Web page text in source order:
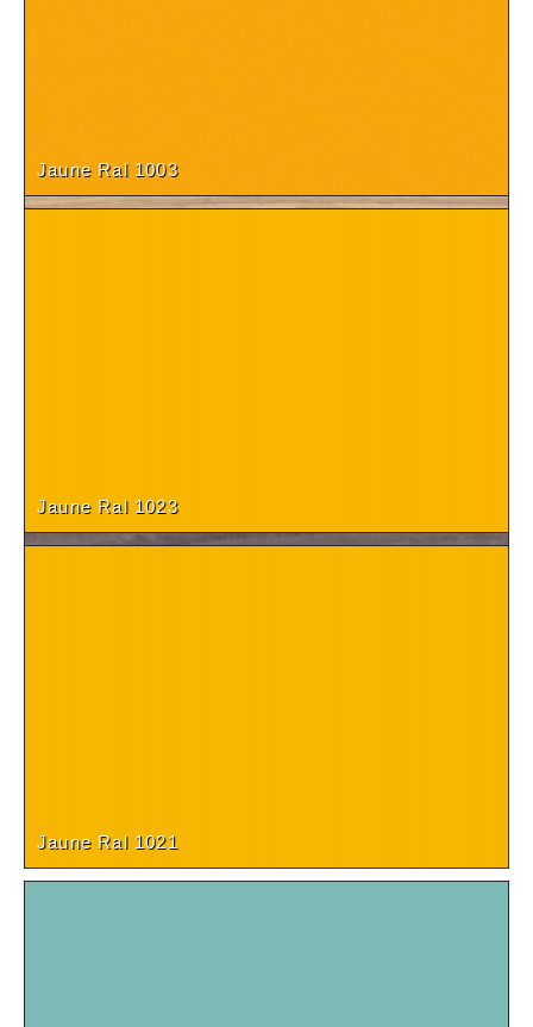
Jaune Ral 1003
Jaune Ral 1023
Jaune Ral 1021